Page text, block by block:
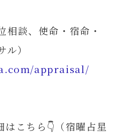
相談、使命・宿命・
）
appraisal/
はこちら👇（宿曜占星